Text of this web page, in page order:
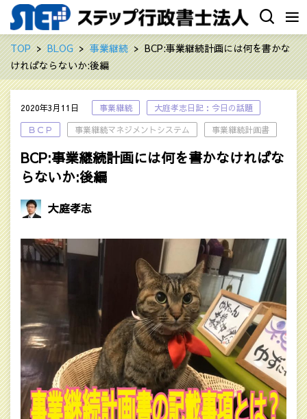
TOP BLOG 事業継続
BCP:事業継続計画には何を書かな
ければならないか:後編
2020年3月11日 事業継続
大庭孝志日記：今日の話題
ＢＣＰ
事業継続マネジメントシステム 事業継続計画書
BCP:事業継続計画には何を書かなければな
らないか:後編
大庭孝志